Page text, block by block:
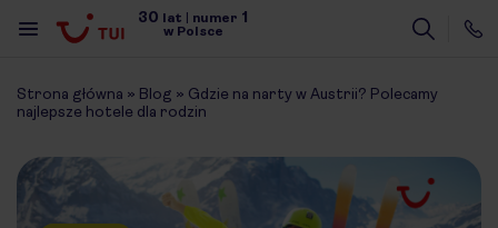
30 lat | numer 1
w Polsce
Strona główna » Blog » Gdzie na narty w Austrii? Polecamy
najlepsze hotele dla rodzin